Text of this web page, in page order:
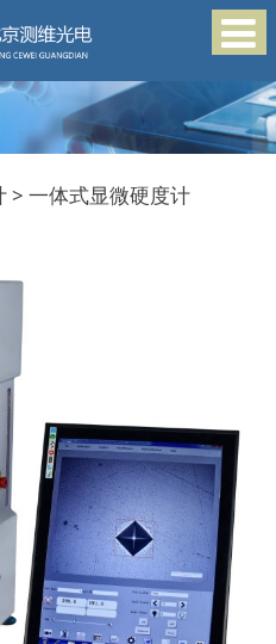
度计
> 一体式显微硬度计